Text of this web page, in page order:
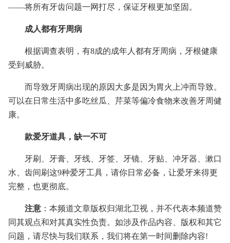
——将所有牙齿问题一网打尽，保证牙根更加坚固。
成人都有牙周病
根据调查表明，有8成的成年人都有牙周病，牙根健康
受到威胁。
而导致牙周病出现的原因大多是因为胃火上冲而导致。
可以在日常生活中多吃丝瓜、芹菜等偏冷食物来改善牙周健
康。
款爱牙道具，缺一不可
牙刷、牙膏、牙线、牙签、牙镜、牙贴、冲牙器、漱口
水、齿间刷这9种爱牙工具，请你日常必备，让爱牙来得更
完整，也更彻底。
注意 ：本频道文章版权归湖北卫视，并不代表本频道赞
同其观点和对其真实性负责。如涉及作品内容、版权和其它
问题，请尽快与我们联系，我们将在第一时间删除内容!